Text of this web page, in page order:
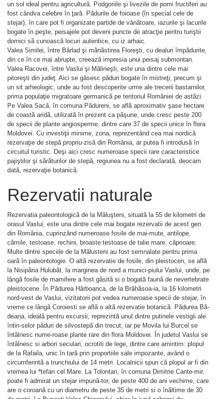
un sol ideal pentru agriculturã. Podgoriile şi livezile de pomi fructiferi au
fost cândva celebre în ţarã. Pãdurile de foioase (în special cele de
stejar), în care pot fi organizate partide de vânãtoare, iazurile şi lacurile
bogate în peşte, peisajele pot deveni puncte de atracţie pentru turiştii
dornici sã cunoascã locuri autentice, cu iz arhaic.
Valea Similei, între Bârlad şi mãnãstirea Floreşti, cu dealuri împãdurite,
din ce în ce mai abrupte, creeazã impresia unui peisaj submontan.
Valea Racovei, între Vaslui şi Mãlineşti, este una dintre cele mai
pitoreşti din judeţ. Aici se gãsesc pãduri bogate în mistreţi, precum şi
un sit arheologic, unde au fost descoperite urme ale trecerii bastarnilor,
prima populaţie migratoare germanicã pe teritoriul României de astãzi.
Pe Valea Sacã, în comuna Pãdureni, se aflã aproximativ şase hectare
de coastã aridã, utilizatã în prezent ca pãşune, unde cresc peste 200
de specii de plante angiosperme, dintre care 37 de specii unice în flora
Moldovei. Cu investiţii minime, zona, reprezentând cea mai nordicã
rezervaţie de stepã propriu-zisã din România, ar putea fi introdusã în
circuitul turistic. Deşi aici cresc numeroase specii rare caracteristice
pajiştilor şi sãrãturilor de stepã, regiunea nu a fost declaratã, deocam
datã, rezervaţie botanicã.
Rezervatii naturale
Rezervatia paleontologicã de la Mãluşteni, situatã la 55 de kilometri de
orasul Vaslui, este una dintre cele mai bogate rezervatii de acest gen
din România, cuprinzând numeroase fosile de mai-mute, antilope,
cãmile, testoase, rechini, broaste testoase de talie mare, cãprioare.
Multe dintre speciile de la Mãlusteni au fost semnalate pentru prima
oarã în paleontologie. O altã rezervatie de fosile, din pleistocen, se aflã
la Nisipãria Hulubãt, la marginea de nord a munici-piului Vaslui, unde, pe
lângã fosile de mamifere a fost gãsitã si o bogatã faunã de nevertebrate
pleistocene. În Pãdurea Hârboanca, de la Brãhãsoa-ia, la 16 kilometri
nord-vest de Vaslui, vizitatorii pot vedea numeroase specii de stejar, în
vreme ce lângã Coroiesti se aflã o altã rezervatie botanicã. Pãdurea Bã-
deana, idealã pentru excursii, reprezintã unul dintre putinele vestigii ale
întin-selor pãduri de silvostepã din trecut, iar pe Movila lui Burcel se
întâlnesc nume-roase plante rare din flora Moldovei. În judetul Vaslui se
întâlnesc si arbori seculari, ocrotiti de lege, dintre care amintim: plopul
de la Rafaila, unic în tarã prin proportiile sale impozante, având o
circumferintã a trunchiului de 14 metri. Localnicii spun cã plopul ar fi din
vremea lui ªtefan cel Mare. La Tolontan, în comuna Dimitrie Cante-mir,
poate fi admirat un stejar impunã-tor, de peste 400 de ani vechime, care
are o coroanã cu un diametru de peste 35 de metri si o înãltime de 30